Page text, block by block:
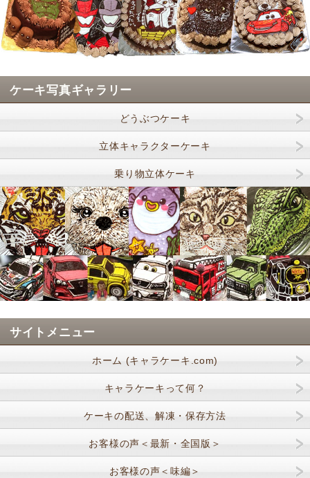
ケーキ写真ギャラリー
どうぶつケーキ
立体キャラクターケーキ
乗り物立体ケーキ
サイトメニュー
ホーム (キャラケーキ.com)
キャラケーキって何？
ケーキの配送、解凍・保存方法
お客様の声＜最新・全国版＞
お客様の声＜味編＞